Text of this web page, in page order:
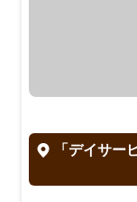
「デイサー